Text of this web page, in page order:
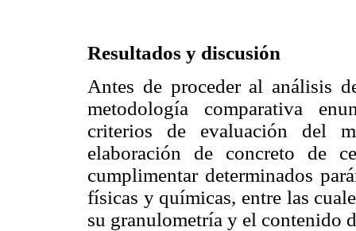
Resultados y discusión
Antes de proceder al análisis
metodología comparativa
criterios de evaluación del
elaboración de concreto de
cumplimentar determinados
físicas y químicas, entre las
su granulometría y el contenido